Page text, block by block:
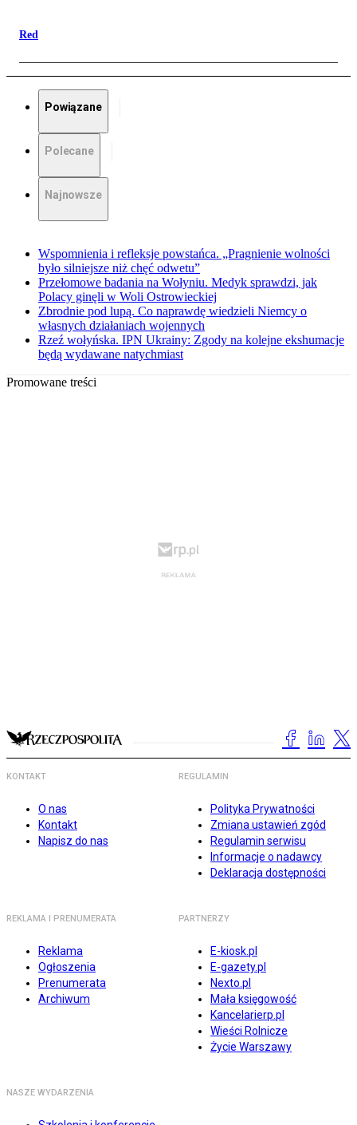
Red
Powiązane
Polecane
Najnowsze
Wspomnienia i refleksje powstańca. „Pragnienie wolności
było silniejsze niż chęć odwetu”
Przełomowe badania na Wołyniu. Medyk sprawdzi, jak
Polacy ginęli w Woli Ostrowieckiej
Zbrodnie pod lupą. Co naprawdę wiedzieli Niemcy o
własnych działaniach wojennych
Rzeź wołyńska. IPN Ukrainy: Zgody na kolejne ekshumacje
będą wydawane natychmiast
Promowane treści
KONTAKT
O nas
Kontakt
Napisz do nas
REGULAMIN
Polityka Prywatności
Zmiana ustawień zgód
Regulamin serwisu
Informacje o nadawcy
Deklaracja dostępności
REKLAMA I PRENUMERATA
Reklama
Ogłoszenia
Prenumerata
Archiwum
PARTNERZY
E-kiosk.pl
E-gazety.pl
Nexto.pl
Mała księgowość
Kancelarierp.pl
Wieści Rolnicze
Życie Warszawy
NASZE WYDARZENIA